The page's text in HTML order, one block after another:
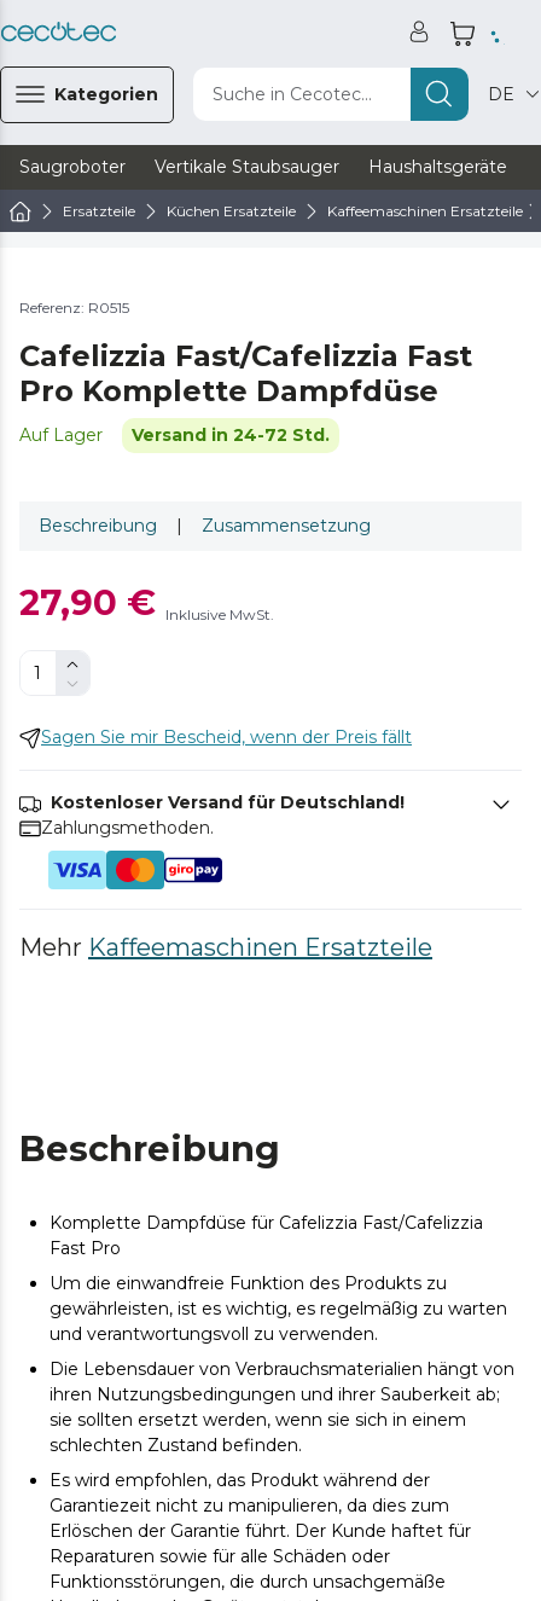
Kategorien Suche in Cecotec... DE
Saugroboter Vertikale Staubsauger Haushaltsgeräte
Ersatzteile Küchen Ersatzteile Kaffeemaschinen Ersatzteile
Referenz: R0515
Cafelizzia Fast/Cafelizzia Fast
Pro Komplette Dampfdüse
Auf Lager Versand in 24-72 Std.
Beschreibung | Zusammensetzung
27,90 € Inklusive MwSt.
Sagen Sie mir Bescheid, wenn der Preis fällt
Kostenloser Versand für Deutschland!
Zahlungsmethoden.
Mehr Kaffeemaschinen Ersatzteile
Beschreibung
Komplette Dampfdüse für Cafelizzia Fast/Cafelizzia
Fast Pro
Um die einwandfreie Funktion des Produkts zu
gewährleisten, ist es wichtig, es regelmäßig zu warten
und verantwortungsvoll zu verwenden.
Die Lebensdauer von Verbrauchsmaterialien hängt von
ihren Nutzungsbedingungen und ihrer Sauberkeit ab;
sie sollten ersetzt werden, wenn sie sich in einem
schlechten Zustand befinden.
Es wird empfohlen, das Produkt während der
Garantiezeit nicht zu manipulieren, da dies zum
Erlöschen der Garantie führt. Der Kunde haftet für
Reparaturen sowie für alle Schäden oder
Funktionsstörungen, die durch unsachgemäße